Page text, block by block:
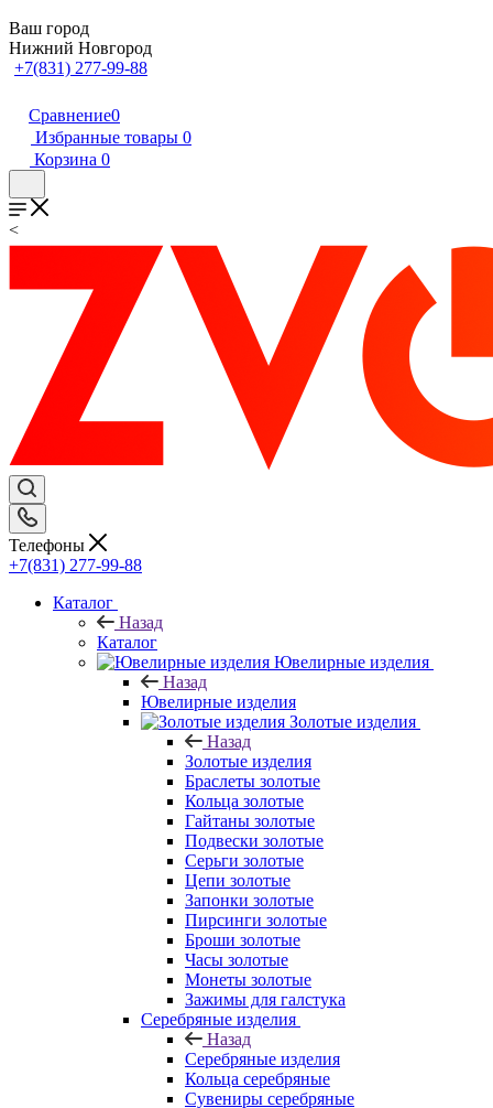
Ваш город
Нижний Новгород
+7(831) 277-99-88
Сравнение0
Избранные товары 0
Корзина 0
<
Телефоны
+7(831) 277-99-88
Каталог
Назад
Каталог
Ювелирные изделия
Назад
Ювелирные изделия
Золотые изделия
Назад
Золотые изделия
Браслеты золотые
Кольца золотые
Гайтаны золотые
Подвески золотые
Серьги золотые
Цепи золотые
Запонки золотые
Пирсинги золотые
Броши золотые
Часы золотые
Монеты золотые
Зажимы для галстука
Серебряные изделия
Назад
Серебряные изделия
Кольца серебряные
Сувениры серебряные